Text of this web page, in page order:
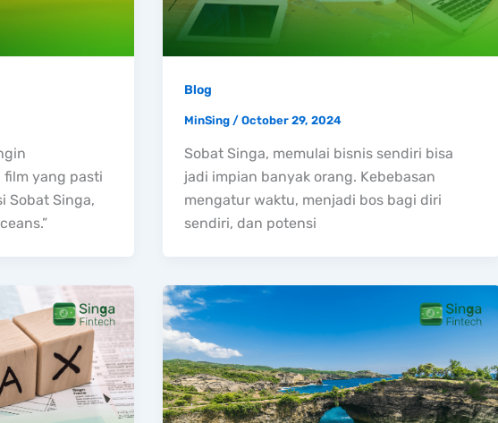
film yang pasti
Sobat Singa,
Blog
MinSing / October 29, 2024
Sobat Singa, memulai bisnis sendiri bisa
jadi impian banyak orang. Kebebasan
mengatur waktu, menjadi bos bagi diri
sendiri, dan potensi